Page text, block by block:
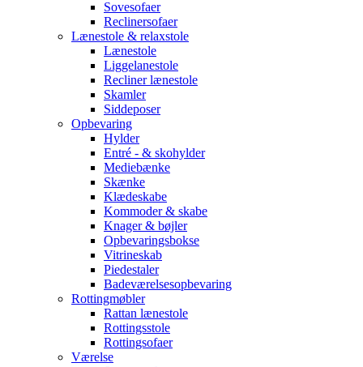
Sovesofaer
Reclinersofaer
Lænestole & relaxstole
Lænestole
Liggelanestole
Recliner lænestole
Skamler
Siddeposer
Opbevaring
Hylder
Entré - & skohylder
Mediebænke
Skænke
Klædeskabe
Kommoder & skabe
Knager & bøjler
Opbevaringsbokse
Vitrineskab
Piedestaler
Badeværelsesopbevaring
Rottingmøbler
Rattan lænestole
Rottingsstole
Rottingsofaer
Værelse